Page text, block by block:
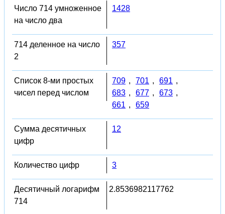
Число 714 умноженное
на число два
1428
714 деленное на число
2
357
Список 8-ми простых
чисел перед числом
709 , 701 , 691 ,
683 , 677 , 673 ,
661 , 659
Сумма десятичных
цифр
12
Количество цифр 3
Десятичный логарифм
714
2.8536982117762